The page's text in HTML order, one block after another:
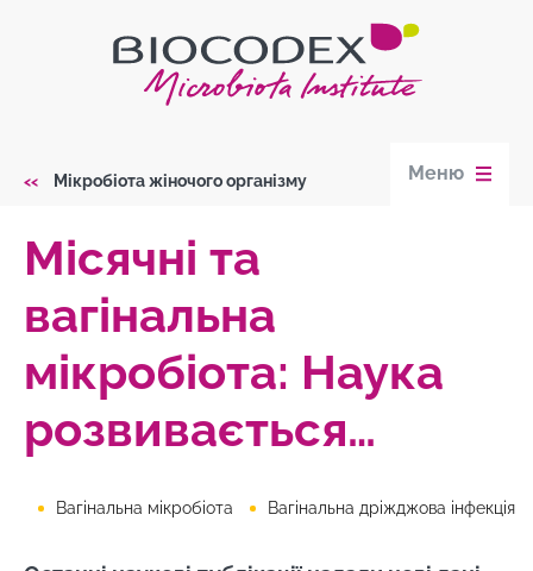
Breadcrumb
Мікробіота жіночого організму Меню
Місячні та
вагінальна
мікробіота: Наука
розвивається…
Вагінальна мікробіота Вагінальна дріжджова інфекція